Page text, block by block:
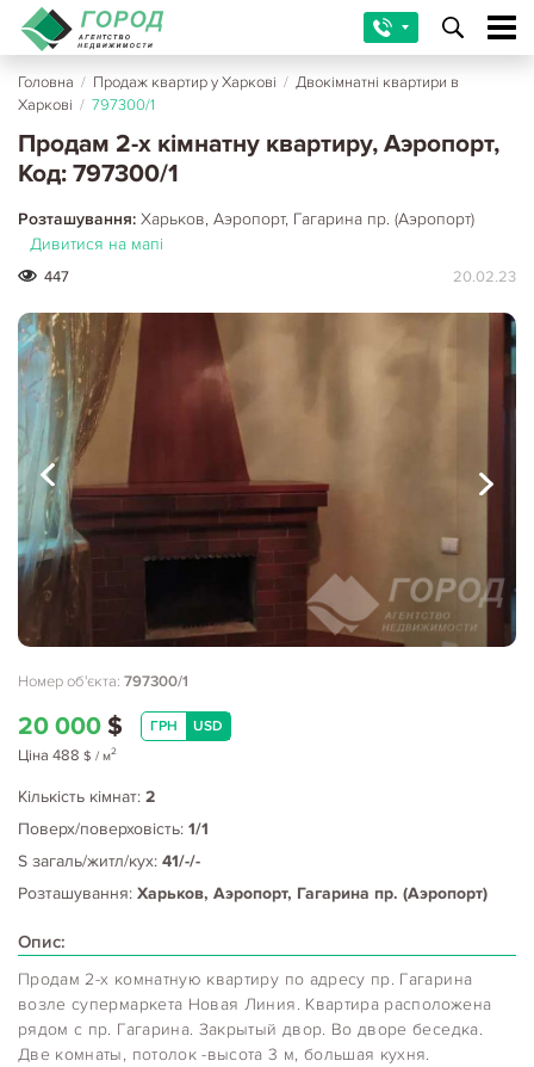
Головна / Продаж квартир у Харкові / Двокімнатні квартири в
Харкові / 797300/1
Продам 2-х кімнатну квартиру, Аэропорт,
Код: 797300/1
Розташування: Харьков, Аэропорт, Гагарина пр. (Аэропорт)
Дивитися на мапі
447 20.02.23
Номер об'єкта: 797300/1
20 000 $ ГРН USD
Ціна 488 $ / м2
Кількість кімнат: 2
Поверх/поверховість: 1/1
S загаль/житл/кух: 41/-/-
Розташування: Харьков, Аэропорт, Гагарина пр. (Аэропорт)
Опис:
Продам 2-х комнатную квартиру по адресу пр. Гагарина
возле супермаркета Новая Линия. Квартира расположена
рядом с пр. Гагарина. Закрытый двор. Во дворе беседка.
Две комнаты, потолок -высота 3 м, большая кухня.